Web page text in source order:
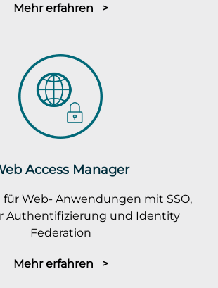
Mehr erfahren >
Access Manager
Web- Anwendungen mit SSO,
Authentifizierung und Identity
Federation
Mehr erfahren >